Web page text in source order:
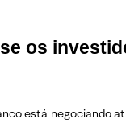
os
está negociando